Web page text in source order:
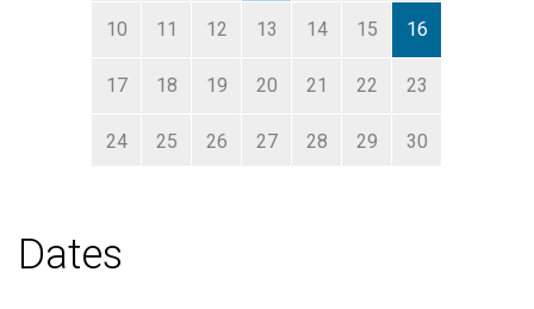
10 11 12 13 14 15 16
17 18 19 20 21 22 23
24 25 26 27 28 29 30
Dates